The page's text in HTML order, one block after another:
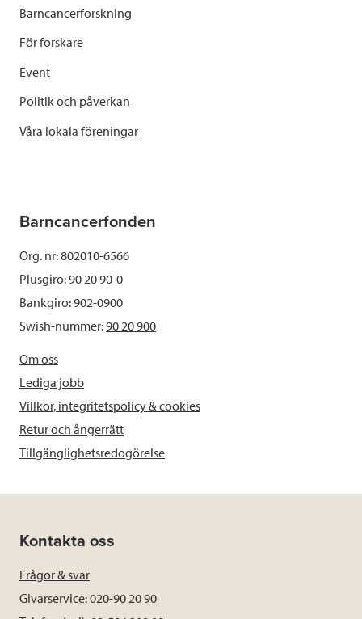
Barncancerforskning
För forskare
Event
Politik och påverkan
Våra lokala föreningar
Barncancerfonden
Org. nr: 802010-6566
Plusgiro: 90 20 90-0
Bankgiro: 902-0900
Swish-nummer:90 20 900
Om oss
Lediga jobb
Villkor, integritetspolicy & cookies
Retur och ångerrätt
Tillgänglighetsredogörelse
Kontakta oss
Frågor & svar
Givarservice: 020-90 20 90